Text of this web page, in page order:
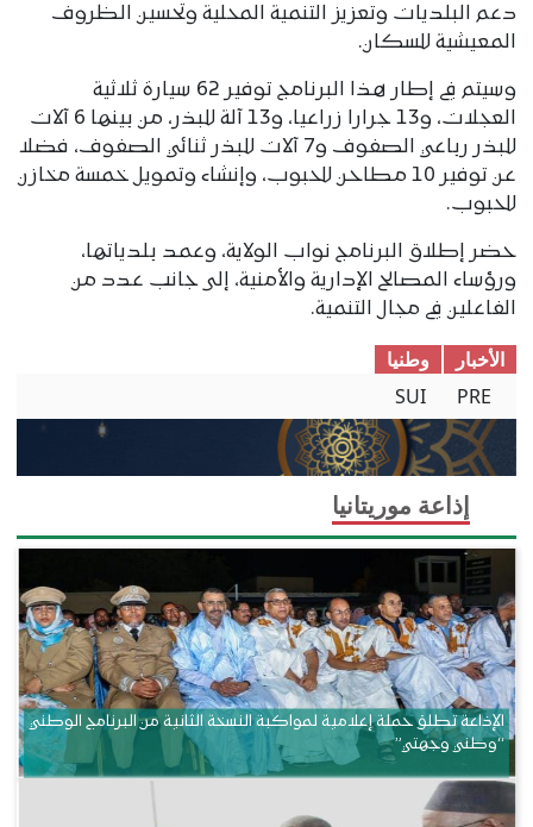
دعم البلديات وتعزيز التنمية المحلية وتحسين الظروف
المعيشية للسكان.
وسيتم في إطار هذا البرنامج توفير 62 سيارة ثلاثية
العجلات، و13 جرارا زراعيا، و13 آلة للبذر، من بينها 6 آلات
للبذر رباعي الصفوف و7 آلات للبذر ثنائي الصفوف، فضلا
عن توفير 10 مطاحن للحبوب، وإنشاء وتمويل خمسة مخازن
للحبوب.
حضر إطلاق البرنامج نواب الولاية، وعمد بلدياتها،
ورؤساء المصالح الإدارية والأمنية، إلى جانب عدد من
الفاعلين في مجال التنمية.
الأخبار
وطنیا
PRE
SUI
إذاعة موريتانيا
الإذاعة تطلق حملة إعلامية لمواكبة النسخة الثانية من البرنامج الوطني
“وطني وجهتي”